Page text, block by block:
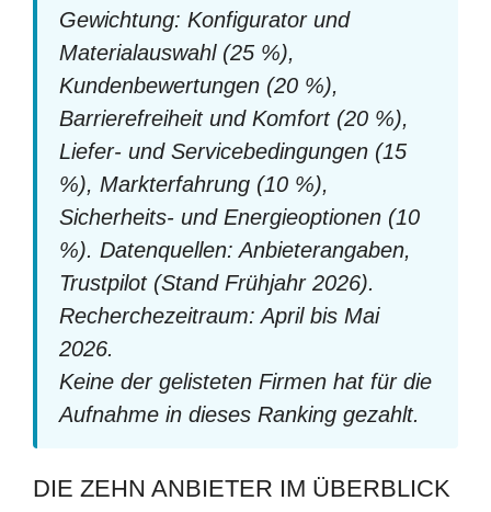
Gewichtung: Konfigurator und
Materialauswahl (25 %),
Kundenbewertungen (20 %),
Barrierefreiheit und Komfort (20 %),
Liefer- und Servicebedingungen (15
%), Markterfahrung (10 %),
Sicherheits- und Energieoptionen (10
%). Datenquellen: Anbieterangaben,
Trustpilot (Stand Frühjahr 2026).
Recherchezeitraum: April bis Mai
2026.
Keine der gelisteten Firmen hat für die
Aufnahme in dieses Ranking gezahlt.
DIE ZEHN ANBIETER IM ÜBERBLICK